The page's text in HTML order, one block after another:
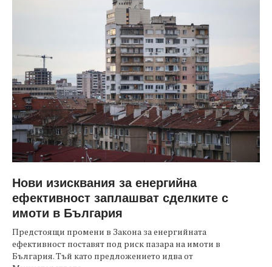
Нови изисквания за енергийна
ефективност заплашват сделките с
имоти в България
Предстоящи промени в Закона за енергийната
ефективност поставят под риск пазара на имоти в
България. Тъй като предложението идва от